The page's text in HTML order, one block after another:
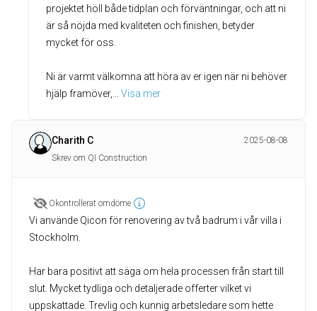
projektet höll både tidplan och förväntningar, och att ni
är så nöjda med kvaliteten och finishen, betyder
mycket för oss.
Ni är varmt välkomna att höra av er igen när ni behöver
hjälp framöver,
Visa mer
Charith C
2025-08-08
Skrev om QI Construction
Okontrollerat omdöme
Vi använde Qicon för renovering av två badrum i vår villa i
Stockholm.
Har bara positivt att säga om hela processen från start till
slut. Mycket tydliga och detaljerade offerter vilket vi
uppskattade. Trevlig och kunnig arbetsledare som hette